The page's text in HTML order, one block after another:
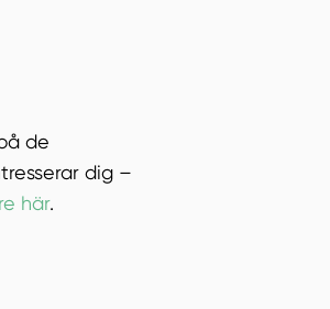
de
dig –
här.